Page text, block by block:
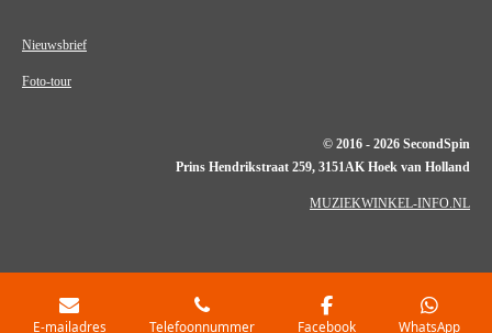
Nieuwsbrief
Foto-tour
© 2016 - 2026 SecondSpin
Prins Hendrikstraat 259, 3151AK Hoek van Holland
MUZIEKWINKEL-INFO.NL
E-mailadres Telefoonnummer Facebook WhatsApp